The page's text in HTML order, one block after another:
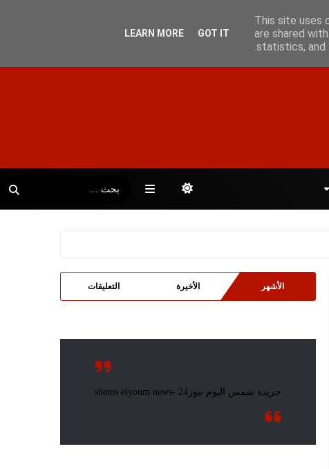
الأشهر الأخيرة التعليقات
This site uses
are shared
statistics, and
LEARN MORE GOT IT